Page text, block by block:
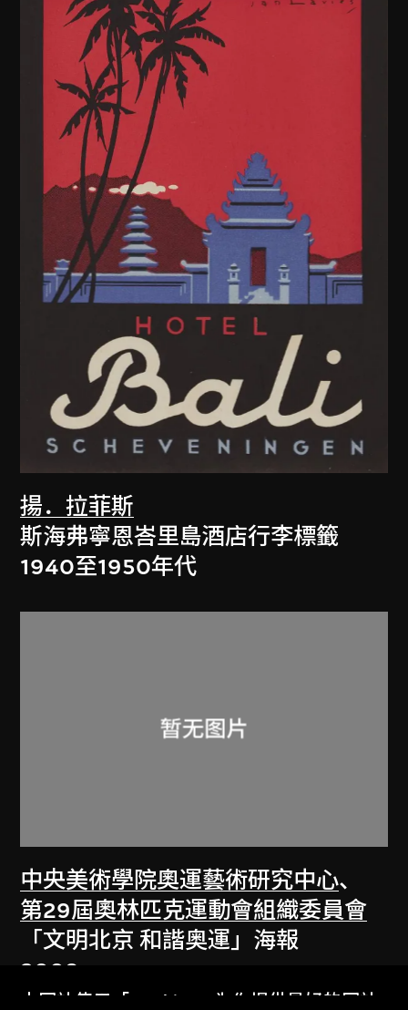
揚．拉菲斯
斯海弗寧恩峇里島酒店行李標籤
1940至1950年代
中央美術學院奧運藝術研究中心、
第29屆奧林匹克運動會組織委員會
「文明北京 和諧奥運」海報
2008
本网站使用「Cookies」为你提供最好的网站